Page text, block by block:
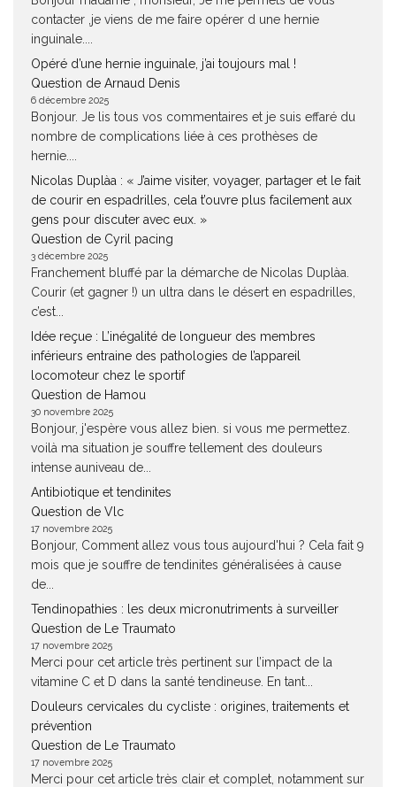
contacter ,je viens de me faire opérer d une hernie
inguinale....
Opéré d’une hernie inguinale, j’ai toujours mal !
Question de Arnaud Denis
6 décembre 2025
Bonjour. Je lis tous vos commentaires et je suis effaré du
nombre de complications liée à ces prothèses de
hernie....
Nicolas Duplàa : « J’aime visiter, voyager, partager et le fait
de courir en espadrilles, cela t’ouvre plus facilement aux
gens pour discuter avec eux. »
Question de Cyril pacing
3 décembre 2025
Franchement bluffé par la démarche de Nicolas Duplàa.
Courir (et gagner !) un ultra dans le désert en espadrilles,
c’est...
Idée reçue : L’inégalité de longueur des membres
inférieurs entraine des pathologies de l’appareil
locomoteur chez le sportif
Question de Hamou
30 novembre 2025
Bonjour, j'espère vous allez bien. si vous me permettez.
voilà ma situation je souffre tellement des douleurs
intense auniveau de...
Antibiotique et tendinites
Question de Vlc
17 novembre 2025
Bonjour, Comment allez vous tous aujourd'hui ? Cela fait 9
mois que je souffre de tendinites généralisées à cause
de...
Tendinopathies : les deux micronutriments à surveiller
Question de Le Traumato
17 novembre 2025
Merci pour cet article très pertinent sur l’impact de la
vitamine C et D dans la santé tendineuse. En tant...
Douleurs cervicales du cycliste : origines, traitements et
prévention
Question de Le Traumato
17 novembre 2025
Merci pour cet article très clair et complet, notamment sur